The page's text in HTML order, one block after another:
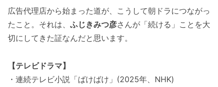
広告代理店から始まった道が、こうして朝ドラにつながっ
たこと。それは、 ふじきみつ彦さんが「続ける」ことを大
切にしてきた証なんだと思います。
【テレビドラマ】
・連続テレビ小説「ばけばけ」(2025年、NHK)